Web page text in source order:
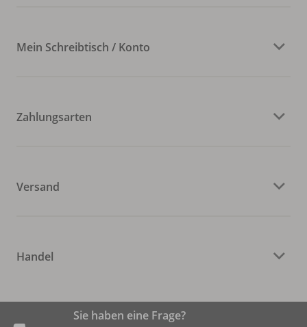
Mein Schreibtisch / Konto
Zahlungsarten
Versand
Handel
Sie haben eine Frage?